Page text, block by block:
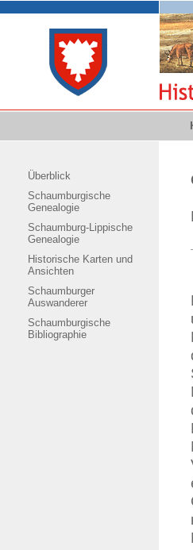
Überblick
Schaumburgische
Genealogie
Schaumburg-Lippische
Genealogie
Historische Karten und
Ansichten
Schaumburger
Auswanderer
Schaumburgische
Bibliographie